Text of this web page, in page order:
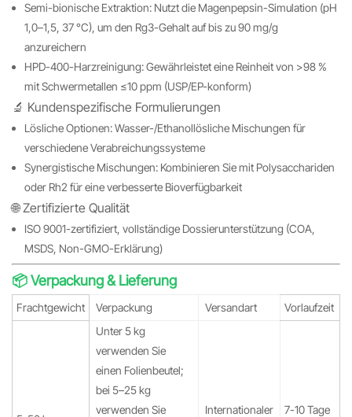
Semi-bionische Extraktion: Nutzt die Magenpepsin-Simulation (pH
1,0–1,5, 37 °C), um den Rg3-Gehalt auf bis zu 90 mg/g
anzureichern
HPD-400-Harzreinigung: Gewährleistet eine Reinheit von >98 %
mit Schwermetallen ≤10 ppm (USP/EP-konform)
🔬 Kundenspezifische Formulierungen
Lösliche Optionen: Wasser-/Ethanollösliche Mischungen für
verschiedene Verabreichungssysteme
Synergistische Mischungen: Kombinieren Sie mit Polysacchariden
oder Rh2 für eine verbesserte Bioverfügbarkeit
🌐 Zertifizierte Qualität
ISO 9001-zertifiziert, vollständige Dossierunterstützung (COA,
MSDS, Non-GMO-Erklärung)
📦 Verpackung & Lieferung
Frachtgewicht Verpackung Versandart Vorlaufzeit
Unter 5 kg
verwenden Sie
einen Folienbeutel;
bei 5–25 kg
verwenden Sie
Internationaler 7-10 Tage